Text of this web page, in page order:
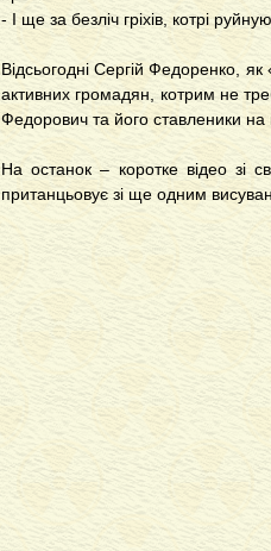
- І ще за безліч гріхів, котрі
Відсьогодні Сергій Федоренко,
активних громадян, котрим не
Федорович та його ставленики на
На останок – коротке відео зі
пританцьовує зі ще одним